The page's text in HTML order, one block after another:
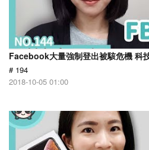
Facebook大量強制登出被駭危機 科
# 194
2018-10-05 01:00